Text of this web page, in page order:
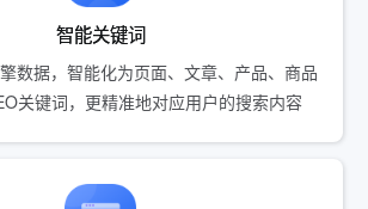
智能关键词
数据，智能化为页面、文章、产品、商品
关键词，更精准地对应用户的搜索内容